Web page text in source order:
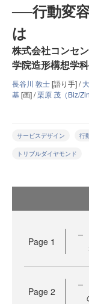
──行動変
は
株式会社コンセ
学院造形構想学
長谷川 敦士[語り手] /
基[画] /栗原 茂（Biz/
サービスデザイン 行
トリブルダイヤモンド
Page 1
Page 2